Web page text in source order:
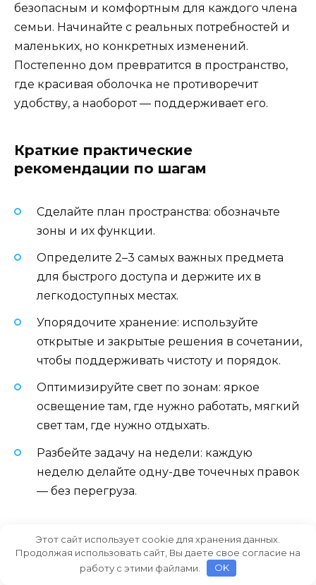
безопасным и комфортным для каждого члена
семьи. Начинайте с реальных потребностей и
маленьких, но конкретных изменений.
Постепенно дом превратится в пространство,
где красивая оболочка не противоречит
удобству, а наоборот — поддерживает его.
Краткие практические
рекомендации по шагам
Сделайте план пространства: обозначьте
зоны и их функции.
Определите 2–3 самых важных предмета
для быстрого доступа и держите их в
легкодоступных местах.
Упорядочите хранение: используйте
открытые и закрытые решения в сочетании,
чтобы поддерживать чистоту и порядок.
Оптимизируйте свет по зонам: яркое
освещение там, где нужно работать, мягкий
свет там, где нужно отдыхать.
Разбейте задачу на недели: каждую
неделю делайте одну-две точечных правок
— без перегруза.
Итог: что конкретно сделать
дальше
Этот сайт использует cookie для хранения данных.
Продолжая использовать сайт, Вы даете свое согласие на
работу с этими файлами.
OK